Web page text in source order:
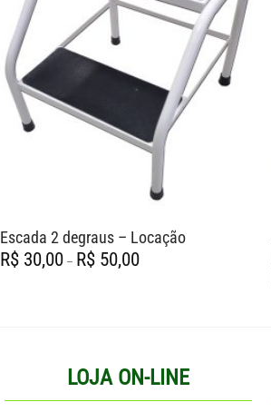
Escada 2 degraus – Locação
R$30,00 – R$50,00Faixa
de
LOJA ON-LINE